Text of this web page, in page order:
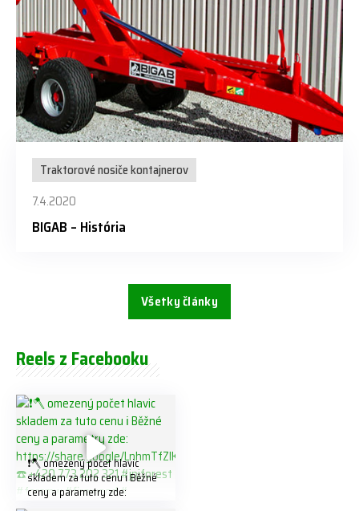
Traktorové nosiče kontajnerov
7.4.2020
BIGAB – História
Všetky články
Reels z Facebooku
❗️🪓 omezený počet hlavic
skladem za tuto cenu ℹ️ Běžné
ceny a parametry zde: